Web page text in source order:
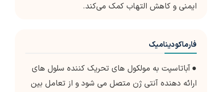
ایمنی و کاهش التهاب کمک می‌کند.
فارماکودینامیک
●آباتاسپت به مولکول های تحریک کننده سلول های
ارائه دهنده آنتی ژن متصل می شود و از تعامل بین